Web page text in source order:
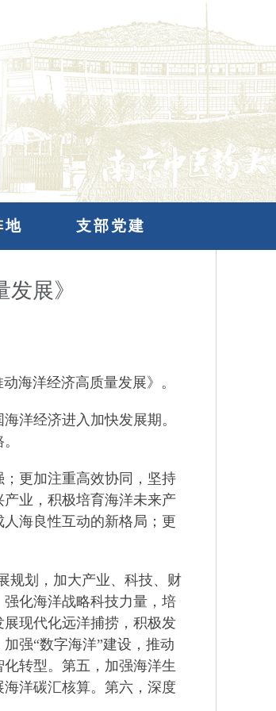
地 支部党建
展》
海洋经济高质量发展》。
洋经济进入加快发展期。
更加注重高效协同，坚持
业，积极培育海洋未来产
海良性互动的新格局；更
划，加大产业、科技、财
化海洋战略科技力量，培
现代化远洋捕捞，积极发
强“数字海洋”建设，推动
转型。第五，加强海洋生
洋碳汇核算。第六，深度